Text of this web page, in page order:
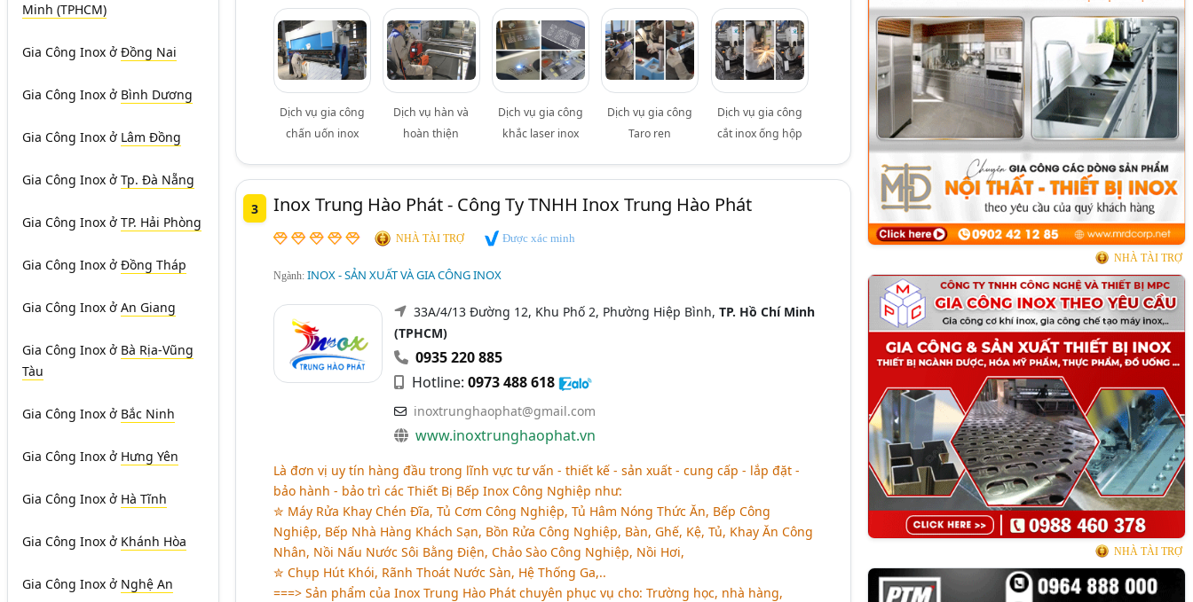
Minh (TPHCM)
Gia Công Inox ở Đồng Nai
Gia Công Inox ở Bình Dương
Gia Công Inox ở Lâm Đồng
Gia Công Inox ở Tp. Đà Nẵng
Gia Công Inox ở TP. Hải Phòng
Gia Công Inox ở Đồng Tháp
Gia Công Inox ở An Giang
Gia Công Inox ở Bà Rịa-Vũng
Tàu
Gia Công Inox ở Bắc Ninh
Gia Công Inox ở Hưng Yên
Gia Công Inox ở Hà Tĩnh
Gia Công Inox ở Khánh Hòa
Gia Công Inox ở Nghệ An
Dịch vụ gia công
chấn uốn inox
Dịch vụ hàn và
hoàn thiện
Dịch vụ gia công
khắc laser inox
Dịch vụ gia công
Taro ren
Dịch vụ gia công
cắt inox ống hộp
3 Inox Trung Hào Phát - Công Ty TNHH Inox Trung Hào Phát
NHÀ TÀI TRỢ Được xác minh
Ngành: INOX - SẢN XUẤT VÀ GIA CÔNG INOX
33A/4/13 Đường 12, Khu Phố 2, Phường Hiệp Bình, TP. Hồ Chí Minh
(TPHCM)
0935 220 885
Hotline: 0973 488 618
inoxtrunghaophat@gmail.com
www.inoxtrunghaophat.vn
Là đơn vị uy tín hàng đầu trong lĩnh vực tư vấn - thiết kế - sản xuất - cung cấp - lắp đặt -
bảo hành - bảo trì các Thiết Bị Bếp Inox Công Nghiệp như:
✮ Máy Rửa Khay Chén Đĩa, Tủ Cơm Công Nghiệp, Tủ Hâm Nóng Thức Ăn, Bếp Công
Nghiệp, Bếp Nhà Hàng Khách Sạn, Bồn Rửa Công Nghiệp, Bàn, Ghế, Kệ, Tủ, Khay Ăn Công
Nhân, Nồi Nấu Nước Sôi Bằng Điện, Chảo Sào Công Nghiệp, Nồi Hơi,
✮ Chụp Hút Khói, Rãnh Thoát Nước Sàn, Hệ Thống Ga,..
===> Sản phẩm của Inox Trung Hào Phát chuyên phục vụ cho: Trường học, nhà hàng,
NHÀ TÀI TRỢ
NHÀ TÀI TRỢ